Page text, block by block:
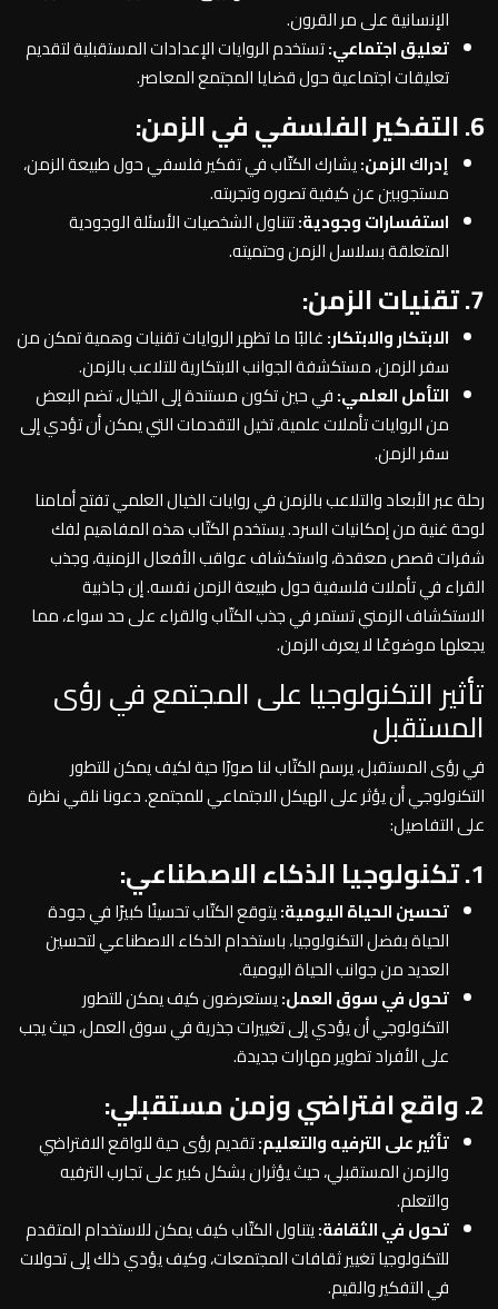
الإنسانية على مر القرون.
تعليق اجتماعي:تستخدم الروايات الإعدادات المستقبلية لتقديم
تعليقات اجتماعية حول قضايا المجتمع المعاصر.
6. التفكير الفلسفي في الزمن:
إدراك الزمن:يشارك الكتّاب في تفكير فلسفي حول طبيعة الزمن،
مستجوبين عن كيفية تصوره وتجربته.
استفسارات وجودية:تتناول الشخصيات الأسئلة الوجودية
المتعلقة بسلاسل الزمن وحتميته.
7. تقنيات الزمن:
الابتكار والابتكار:غالبًا ما تظهر الروايات تقنيات وهمية تمكن من
سفر الزمن، مستكشفة الجوانب الابتكارية للتلاعب بالزمن.
التأمل العلمي:في حين تكون مستندة إلى الخيال، تضم البعض
من الروايات تأملات علمية، تخيل التقدمات التي يمكن أن تؤدي إلى
سفر الزمن.
رحلة عبر الأبعاد والتلاعب بالزمن في روايات الخيال العلمي تفتح أمامنا
لوحة غنية من إمكانيات السرد. يستخدم الكتّاب هذه المفاهيم لفك
شفرات قصص معقدة، واستكشاف عواقب الأفعال الزمنية، وجذب
القراء في تأملات فلسفية حول طبيعة الزمن نفسه. إن جاذبية
الاستكشاف الزمني تستمر في جذب الكتّاب والقراء على حد سواء، مما
يجعلها موضوعًا لا يعرف الزمن.
تأثير التكنولوجيا على المجتمع في رؤى
المستقبل
في رؤى المستقبل، يرسم الكتّاب لنا صورًا حية لكيف يمكن للتطور
التكنولوجي أن يؤثر على الهيكل الاجتماعي للمجتمع. دعونا نلقي نظرة
على التفاصيل:
1. تكنولوجيا الذكاء الاصطناعي:
تحسين الحياة اليومية:يتوقع الكتّاب تحسينًا كبيرًا في جودة
الحياة بفضل التكنولوجيا، باستخدام الذكاء الاصطناعي لتحسين
العديد من جوانب الحياة اليومية.
تحول في سوق العمل:يستعرضون كيف يمكن للتطور
التكنولوجي أن يؤدي إلى تغييرات جذرية في سوق العمل، حيث يجب
على الأفراد تطوير مهارات جديدة.
2. واقع افتراضي وزمن مستقبلي:
تأثير على الترفيه والتعليم:تقديم رؤى حية للواقع الافتراضي
والزمن المستقبلي، حيث يؤثران بشكل كبير على تجارب الترفيه
والتعلم.
تحول في الثقافة:يتناول الكتّاب كيف يمكن للاستخدام المتقدم
للتكنولوجيا تغيير ثقافات المجتمعات، وكيف يؤدي ذلك إلى تحولات
في التفكير والقيم.